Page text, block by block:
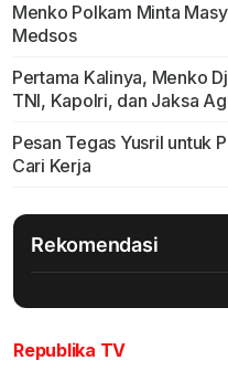
Menko Polkam Minta
Medsos
Pertama Kalinya, Menko
TNI, Kapolri, dan Jaksa
Pesan Tegas Yusril untuk
Cari Kerja
Rekomendasi
Republika TV